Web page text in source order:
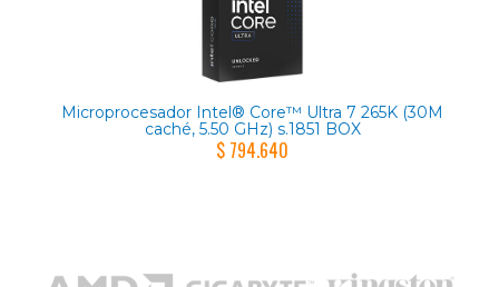
Microprocesador Intel® Core™ Ultra 7 265K (30M
caché, 5.50 GHz) s.1851 BOX
$ 794.640